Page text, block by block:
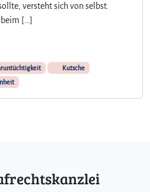
versteht sich von selbst.
[…]
Kutsche